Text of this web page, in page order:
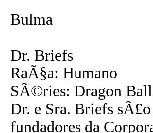
Bulma
Dr. Briefs
RaÃ§a: Humano
SÃ©ries: Dragon
Dr. e Sra. Briefs
fundadores da